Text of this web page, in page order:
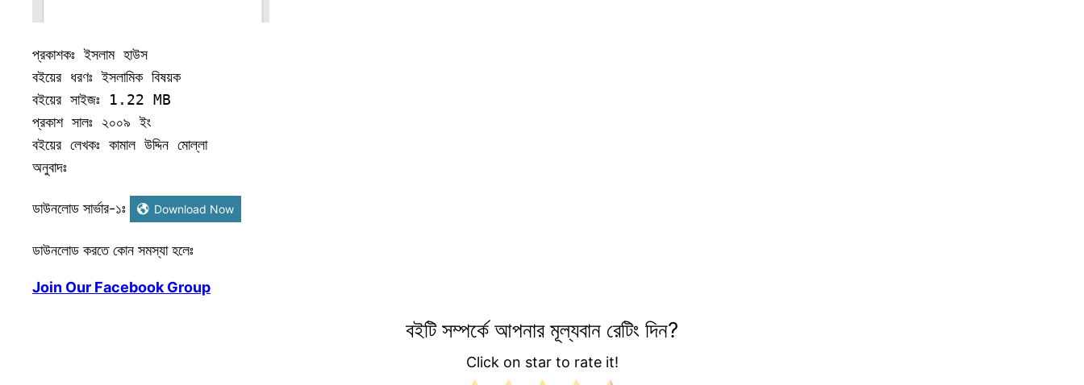
প্রকাশকঃ ইসলাম হাউস
বইয়ের ধরণঃ ইসলামিক বিষয়ক
বইয়ের সাইজঃ 1.22 MB
প্রকাশ সালঃ ২০০৯ ইং
বইয়ের লেখকঃ কামাল উদ্দিন মোল্লা
অনুবাদঃ
ডাউনলোড সার্ভার-১ঃ Download Now
ডাউনলোড করতে কোন সমস্যা হলেঃ
Join Our Facebook Group
বইটি সম্পর্কে আপনার মূল্যবান রেটিং দিন?
Click on star to rate it!